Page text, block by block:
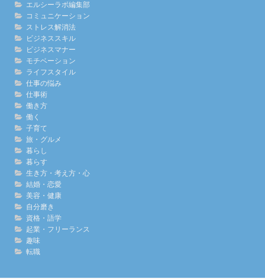
エルシーラボ編集部
コミュニケーション
ストレス解消法
ビジネススキル
ビジネスマナー
モチベーション
ライフスタイル
仕事の悩み
仕事術
働き方
働く
子育て
旅・グルメ
暮らし
暮らす
生き方・考え方・心
結婚・恋愛
美容・健康
自分磨き
資格・語学
起業・フリーランス
趣味
転職